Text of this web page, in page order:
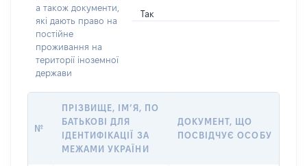
а також документи,
які дають право на
постійне
проживання на
території іноземної
держави
Так
№
ПРІЗВИЩЕ, ІМ’Я, ПО
БАТЬКОВІ ДЛЯ
ІДЕНТИФІКАЦІЇ ЗА
МЕЖАМИ УКРАЇНИ
ДОКУМЕНТ, ЩО
ПОСВІДЧУЄ ОСОБУ